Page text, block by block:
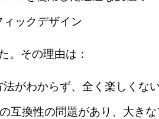
ックデザイン
。その理由は：
がわからず、全く楽しくな
互換性の問題があり、大きな